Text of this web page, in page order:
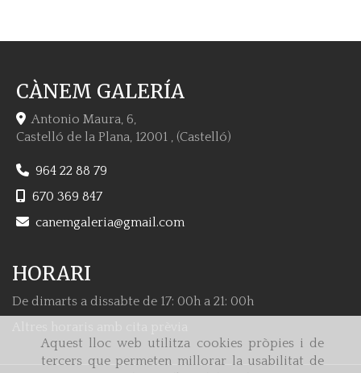
Aquest lloc web utilitza cookies pròpies i de
tercers que permeten millorar la usabilitat de
CÀNEM GALERÍA
Antonio Maura, 6,
Castelló de la Plana, 12001 , (Castelló)
964 22 88 79
670 369 847
canemgaleria
gmail.com
HORARI
De dimarts a dissabte de 17: 00h a 21: 00h